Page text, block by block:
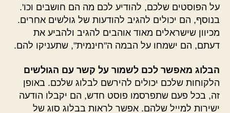
על הפוסטים שלכם, להודיע לכם מה הם חושבים וכו'.
בנוסף, הם יכולים להגיב להודעות של גולשים אחרים.
מכיוון שישראלים מאוד אוהבים להגיב ולהביע את
דעתם, הם ישמחו על הבמה ה"חינמית", שתעניקו להם.
הבלוג מאפשר לכם לשמור על קשר עם הגולשים
הלקוחות שלכם יכולים להירשם לבלוג שלכם. באופן
זה, בכל פעם שתפרסמו פוסט חדש, הם יקבלו הודעה
ישירות למייל שלהם. אפשר לראות בבלוג סוג של